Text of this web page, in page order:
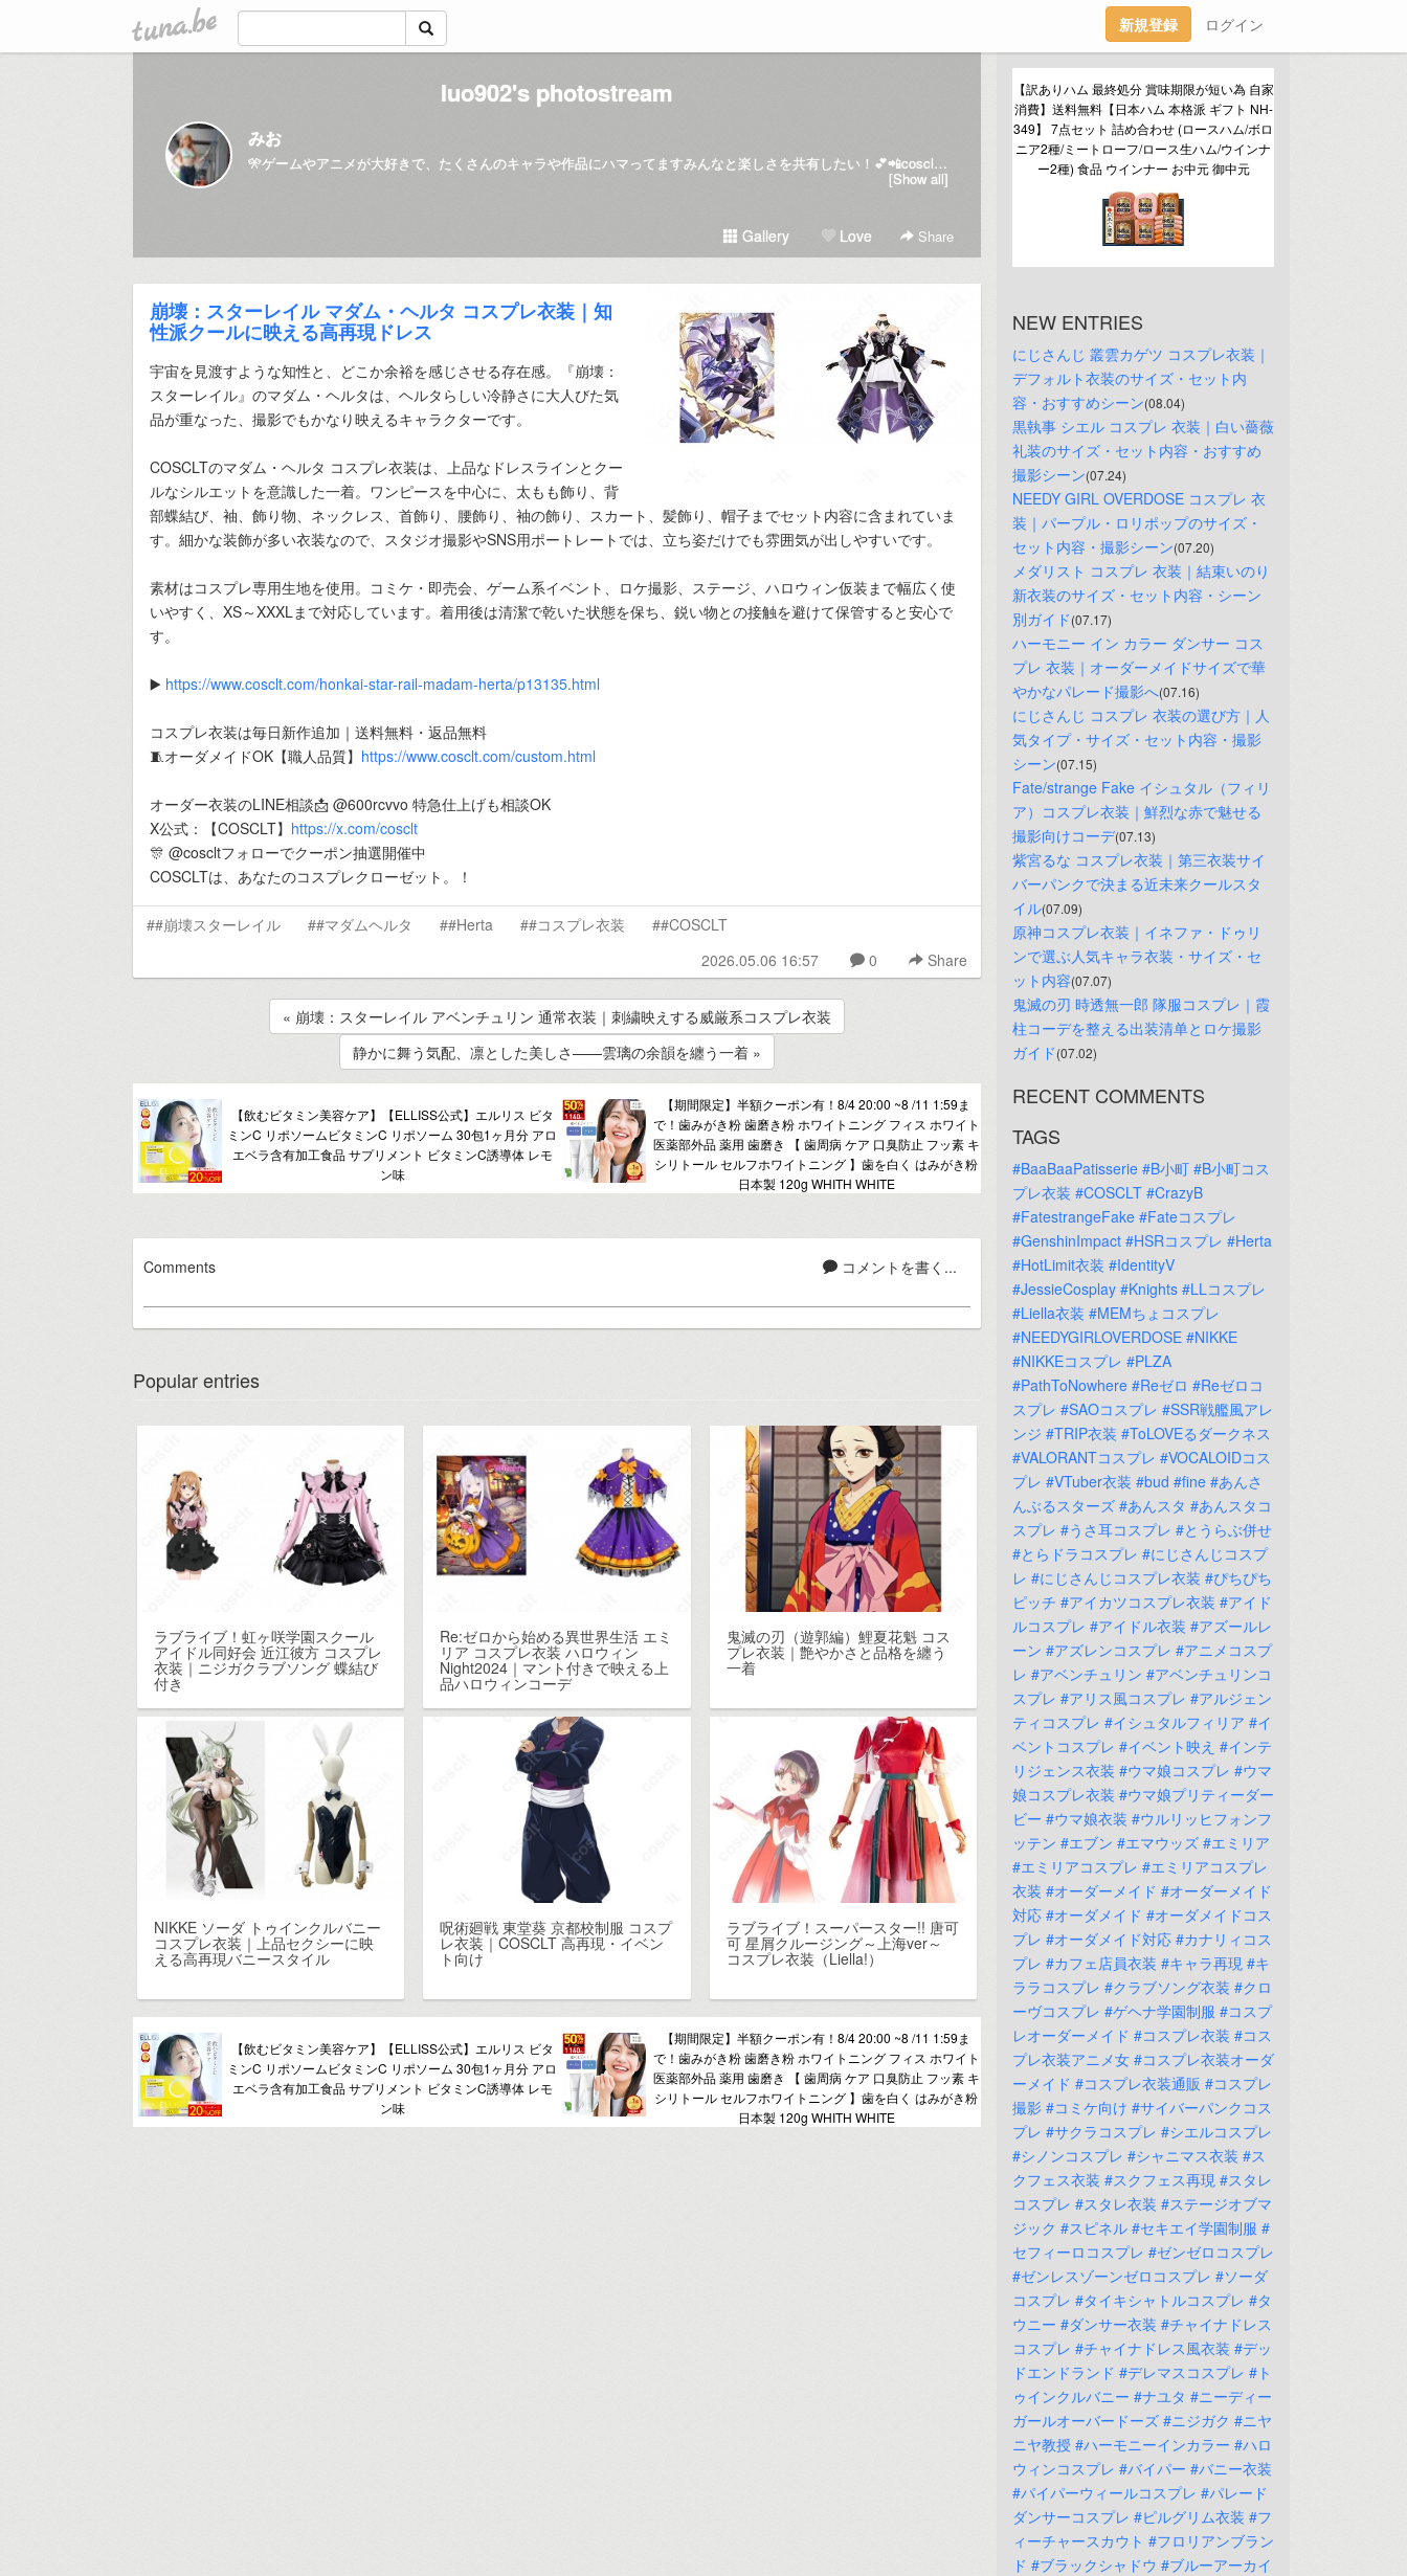
tuna.be 新規登録 ログイン
luo902's photostream
みお
🎌ゲームやアニメが大好きで、たくさんのキャラや作品にハマってますみんなと楽しさを共有したい！💕📲cosclt.com
[Show all]
Gallery Love Share
崩壊：スターレイル マダム・ヘルタ コスプレ衣装｜知
性派クールに映える高再現ドレス
宇宙を見渡すような知性と、どこか余裕を感じさせる存在感。『崩壊：
スターレイル』のマダム・ヘルタは、ヘルタらしい冷静さに大人びた気
品が重なった、撮影でもかなり映えるキャラクターです。
COSCLTのマダム・ヘルタ コスプレ衣装は、上品なドレスラインとクー
ルなシルエットを意識した一着。ワンピースを中心に、太もも飾り、背
部蝶結び、袖、飾り物、ネックレス、首飾り、腰飾り、袖の飾り、スカート、髪飾り、帽子までセット内容に含まれていま
す。細かな装飾が多い衣装なので、スタジオ撮影やSNS用ポートレートでは、立ち姿だけでも雰囲気が出しやすいです。
素材はコスプレ専用生地を使用。コミケ・即売会、ゲーム系イベント、ロケ撮影、ステージ、ハロウィン仮装まで幅広く使
いやすく、XS～XXXLまで対応しています。着用後は清潔で乾いた状態を保ち、鋭い物との接触を避けて保管すると安心で
す。
▶️ https://www.cosclt.com/honkai-star-rail-madam-herta/p13135.html
コスプレ衣装は毎日新作追加｜送料無料・返品無料
🧵オーダメイドOK【職人品質】 https://www.cosclt.com/custom.html
オーダー衣装のLINE相談📩 @600rcvvo 特急仕上げも相談OK
X公式：【COSCLT】 https://x.com/cosclt
🎊 @coscltフォローでクーポン抽選開催中
COSCLTは、あなたのコスプレクローゼット。！
##崩壊スターレイル ##マダムヘルタ ##Herta ##コスプレ衣装
##COSCLT
2026.05.06 16:57
0 Share
« 崩壊：スターレイル アベンチュリン 通常衣装｜刺繍映えする威厳系コスプレ衣装
静かに舞う気配、凛とした美しさ——雲璃の余韻を纏う一着 »
【飲むビタミン美容ケア】【ELLISS公式】エルリス ビタ
ミンC リポソームビタミンC リポソーム 30包1ヶ月分 アロ
エベラ含有加工食品 サプリメント ビタミンC誘導体 レモ
ン味
【期間限定】半額クーポン有！8/4 20:00 ~8 /11 1:59ま
で！歯みがき粉 歯磨き粉 ホワイトニング フィス ホワイト
医薬部外品 薬用 歯磨き 【 歯周病 ケア 口臭防止 フッ素 キ
シリトール セルフホワイトニング 】歯を白く はみがき粉
日本製 120g WHITH WHITE
コメントを書く...
Comments
Popular entries
ラブライブ！虹ヶ咲学園スクール
アイドル同好会 近江彼方 コスプレ
衣装｜ニジガクラブソング 蝶結び
付き
Re:ゼロから始める異世界生活 エミ
リア コスプレ衣装 ハロウィン
Night2024｜マント付きで映える上
品ハロウィンコーデ
鬼滅の刃（遊郭編）鯉夏花魁 コス
プレ衣装｜艶やかさと品格を纏う
一着
NIKKE ソーダ トゥインクルバニー
コスプレ衣装｜上品セクシーに映
える高再現バニースタイル
呪術廻戦 東堂葵 京都校制服 コスプ
レ衣装｜COSCLT 高再現・イベン
ト向け
ラブライブ！スーパースター!! 唐可
可 星屑クルージング～上海ver～
コスプレ衣装（Liella!）
【飲むビタミン美容ケア】【ELLISS公式】エルリス ビタ
ミンC リポソームビタミンC リポソーム 30包1ヶ月分 アロ
エベラ含有加工食品 サプリメント ビタミンC誘導体 レモ
ン味
【期間限定】半額クーポン有！8/4 20:00 ~8 /11 1:59ま
で！歯みがき粉 歯磨き粉 ホワイトニング フィス ホワイト
医薬部外品 薬用 歯磨き 【 歯周病 ケア 口臭防止 フッ素 キ
シリトール セルフホワイトニング 】歯を白く はみがき粉
日本製 120g WHITH WHITE
【訳ありハム 最終処分 賞味期限が短い為 自家
消費】送料無料【日本ハム 本格派 ギフト NH-
349】 7点セット 詰め合わせ (ロースハム/ボロ
ニア2種/ミートローフ/ロース生ハム/ウインナ
ー2種) 食品 ウインナー お中元 御中元
NEW ENTRIES
にじさんじ 叢雲カゲツ コスプレ衣装｜
デフォルト衣装のサイズ・セット内
容・おすすめシーン(08.04)
黒執事 シエル コスプレ 衣装｜白い薔薇
礼装のサイズ・セット内容・おすすめ
撮影シーン(07.24)
NEEDY GIRL OVERDOSE コスプレ 衣
装｜パープル・ロリポップのサイズ・
セット内容・撮影シーン(07.20)
メダリスト コスプレ 衣装｜結束いのり
新衣装のサイズ・セット内容・シーン
別ガイド(07.17)
ハーモニー イン カラー ダンサー コス
プレ 衣装｜オーダーメイドサイズで華
やかなパレード撮影へ(07.16)
にじさんじ コスプレ 衣装の選び方｜人
気タイプ・サイズ・セット内容・撮影
シーン(07.15)
Fate/strange Fake イシュタル（フィリ
ア）コスプレ衣装｜鮮烈な赤で魅せる
撮影向けコーデ(07.13)
紫宮るな コスプレ衣装｜第三衣装サイ
バーパンクで決まる近未来クールスタ
イル(07.09)
原神コスプレ衣装｜イネファ・ドゥリ
ンで選ぶ人気キャラ衣装・サイズ・セ
ット内容(07.07)
鬼滅の刃 時透無一郎 隊服コスプレ｜霞
柱コーデを整える出装清单とロケ撮影
ガイド(07.02)
RECENT COMMENTS
TAGS
#BaaBaaPatisserie #B小町 #B小町コス
プレ衣装 #COSCLT #CrazyB
#FatestrangeFake #Fateコスプレ
#GenshinImpact #HSRコスプレ #Herta
#HotLimit衣装 #IdentityV
#JessieCosplay #Knights #LLコスプレ
#Liella衣装 #MEMちょコスプレ
#NEEDYGIRLOVERDOSE #NIKKE
#NIKKEコスプレ #PLZA
#PathToNowhere #Reゼロ #Reゼロコ
スプレ #SAOコスプレ #SSR戦艦風アレ
ンジ #TRIP衣装 #ToLOVEるダークネス
#VALORANTコスプレ #VOCALOIDコス
プレ #VTuber衣装 #bud #fine #あんさ
んぶるスターズ #あんスタ #あんスタコ
スプレ #うさ耳コスプレ #とうらぶ併せ
#とらドラコスプレ #にじさんじコスプ
レ #にじさんじコスプレ衣装 #ぴちぴち
ピッチ #アイカツコスプレ衣装 #アイド
ルコスプレ #アイドル衣装 #アズールレ
ーン #アズレンコスプレ #アニメコスプ
レ #アベンチュリン #アベンチュリンコ
スプレ #アリス風コスプレ #アルジェン
ティコスプレ #イシュタルフィリア #イ
ベントコスプレ #イベント映え #インテ
リジェンス衣装 #ウマ娘コスプレ #ウマ
娘コスプレ衣装 #ウマ娘プリティーダー
ビー #ウマ娘衣装 #ウルリッヒフォンフ
ッテン #エブン #エマウッズ #エミリア
#エミリアコスプレ #エミリアコスプレ
衣装 #オーダーメイド #オーダーメイド
対応 #オーダメイド #オーダメイドコス
プレ #オーダメイド対応 #カナリィコス
プレ #カフェ店員衣装 #キャラ再現 #キ
ララコスプレ #クラブソング衣装 #クロ
ーヴコスプレ #ゲヘナ学園制服 #コスプ
レオーダーメイド #コスプレ衣装 #コス
プレ衣装アニメ女 #コスプレ衣装オーダ
ーメイド #コスプレ衣装通販 #コスプレ
撮影 #コミケ向け #サイバーパンクコス
プレ #サクラコスプレ #シエルコスプレ
#シノンコスプレ #シャニマス衣装 #ス
クフェス衣装 #スクフェス再現 #スタレ
コスプレ #スタレ衣装 #ステージオブマ
ジック #スピネル #セキエイ学園制服 #
セフィーロコスプレ #ゼンゼロコスプレ
#ゼンレスゾーンゼロコスプレ #ソーダ
コスプレ #タイキシャトルコスプレ #タ
ウニー #ダンサー衣装 #チャイナドレス
コスプレ #チャイナドレス風衣装 #デッ
ドエンドランド #デレマスコスプレ #ト
ゥインクルバニー #ナユタ #ニーディー
ガールオーバードーズ #ニジガク #ニヤ
ニヤ教授 #ハーモニーインカラー #ハロ
ウィンコスプレ #バイパー #バニー衣装
#パイパーウィールコスプレ #パレード
ダンサーコスプレ #ピルグリム衣装 #フ
ィーチャースカウト #フロリアンブラン
ド #ブラックシャドウ #ブルーアーカイ